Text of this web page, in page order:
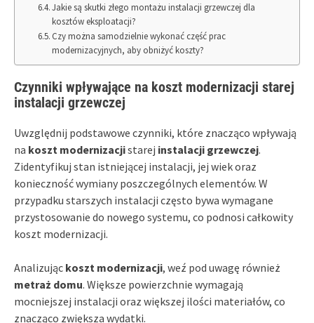
Jakie są skutki złego montażu instalacji grzewczej dla
kosztów eksploatacji?
Czy można samodzielnie wykonać część prac
modernizacyjnych, aby obniżyć koszty?
Czynniki wpływające na koszt modernizacji starej
instalacji grzewczej
Uwzględnij podstawowe czynniki, które znacząco wpływają
na koszt modernizacjistarej instalacji grzewczej.
Zidentyfikuj stan istniejącej instalacji, jej wiek oraz
konieczność wymiany poszczególnych elementów. W
przypadku starszych instalacji często bywa wymagane
przystosowanie do nowego systemu, co podnosi całkowity
koszt modernizacji.
Analizując koszt modernizacji, weź pod uwagę również
metraż domu. Większe powierzchnie wymagają
mocniejszej instalacji oraz większej ilości materiałów, co
znacząco zwiększa wydatki.